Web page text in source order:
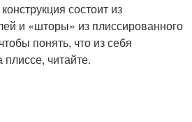
состоит из
и «шторы» из плиссированного
понять, что из себя
плиссе, читайте.